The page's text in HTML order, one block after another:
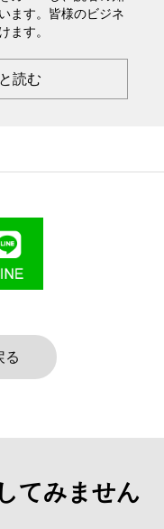
ます。皆様のビジネ
ます。
読む
る
てみません